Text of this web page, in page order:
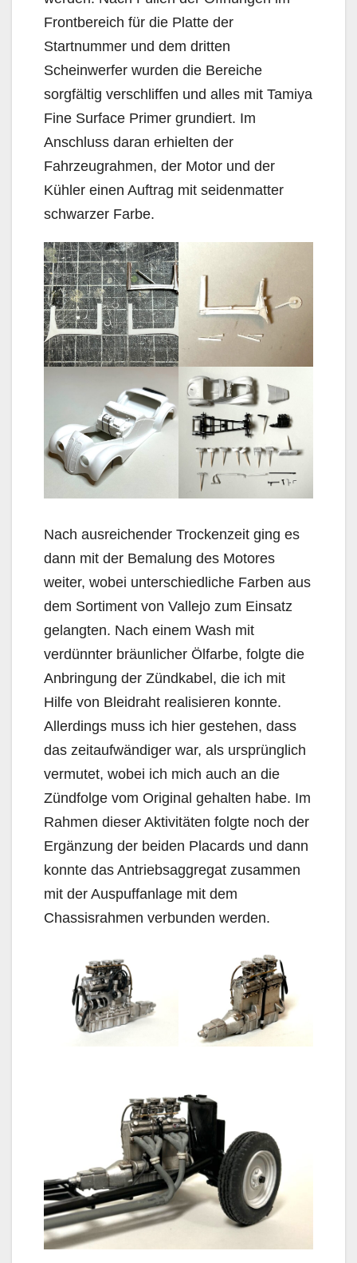
Frontbereich für die Platte der
Startnummer und dem dritten
Scheinwerfer wurden die Bereiche
sorgfältig verschliffen und alles mit Tamiya
Fine Surface Primer grundiert. Im
Anschluss daran erhielten der
Fahrzeugrahmen, der Motor und der
Kühler einen Auftrag mit seidenmatter
schwarzer Farbe.
Nach ausreichender Trockenzeit ging es
dann mit der Bemalung des Motores
weiter, wobei unterschiedliche Farben aus
dem Sortiment von Vallejo zum Einsatz
gelangten. Nach einem Wash mit
verdünnter bräunlicher Ölfarbe, folgte die
Anbringung der Zündkabel, die ich mit
Hilfe von Bleidraht realisieren konnte.
Allerdings muss ich hier gestehen, dass
das zeitaufwändiger war, als ursprünglich
vermutet, wobei ich mich auch an die
Zündfolge vom Original gehalten habe. Im
Rahmen dieser Aktivitäten folgte noch der
Ergänzung der beiden Placards und dann
konnte das Antriebsaggregat zusammen
mit der Auspuffanlage mit dem
Chassisrahmen verbunden werden.